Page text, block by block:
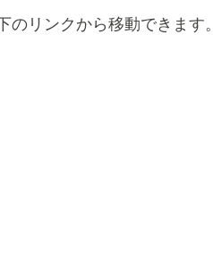
のリンクから移動できます。